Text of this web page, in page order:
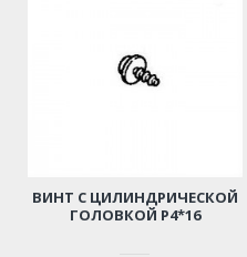
ВИНТ С ЦИЛИНДРИЧЕСКОЙ
ГОЛОВКОЙ Р4*16